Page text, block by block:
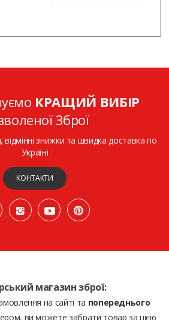
КРАЩИЙ ВИБІР
Зброї
відмінні знижки та швидка доставка по
Україні
КОНТАКТИ
магазин зброї:
на сайті та попереднього
ви можете забрати товар за цією